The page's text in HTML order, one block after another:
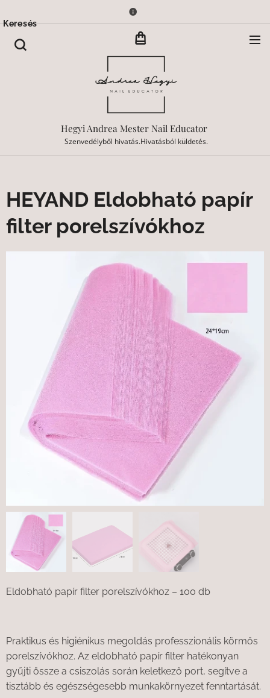
Hegyi Andrea Mester Nail Educator
Szenvedélyből hivatás.Hivatásból küldetés.
Keresés
HEYAND Eldobható papír
filter porelszívókhoz
Eldobható papír filter porelszívókhoz – 100 db
Praktikus és higiénikus megoldás professzionális körmös
porelszívókhoz. Az eldobható papír filter hatékonyan
gyűjti össze a csiszolás során keletkező port, segítve a
tisztább és egészségesebb munkakörnyezet fenntartását.